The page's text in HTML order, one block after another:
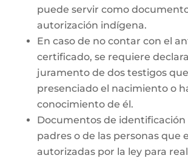
puede servir como
autorización indígena.
En caso de no contar con el
certificado, se requiere
juramento de dos testigos
presenciado el nacimiento o
conocimiento de él.
Documentos de identificación
padres o de las personas que
autorizadas por la ley para